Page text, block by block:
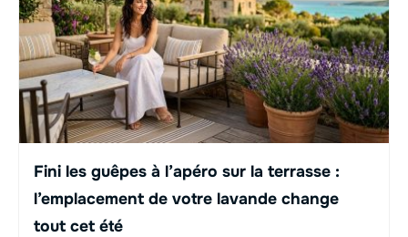
Fini les guêpes à l’apéro sur la terrasse :
l’emplacement de votre lavande change
tout cet été